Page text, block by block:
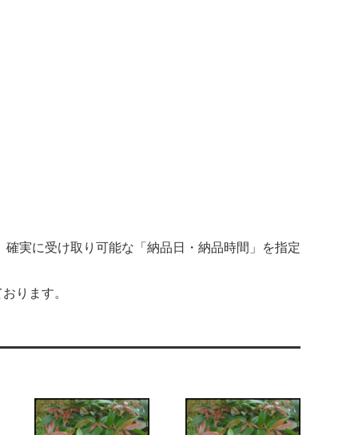
実に受け取り可能な「納品日・納品時間」を指定
ります。